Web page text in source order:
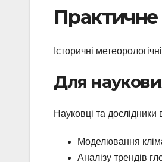
Практичне
Історичні
Для
Науковці та дослідники
Моделювання
Аналізу трендів